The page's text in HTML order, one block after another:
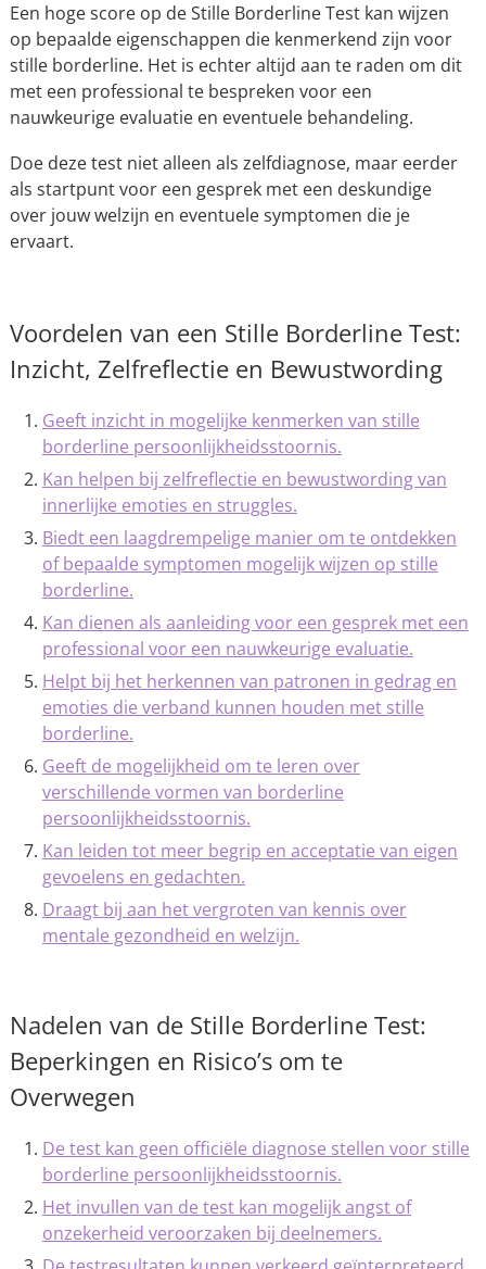
Een hoge score op de Stille Borderline Test kan wijzen
op bepaalde eigenschappen die kenmerkend zijn voor
stille borderline. Het is echter altijd aan te raden om dit
met een professional te bespreken voor een
nauwkeurige evaluatie en eventuele behandeling.
Doe deze test niet alleen als zelfdiagnose, maar eerder
als startpunt voor een gesprek met een deskundige
over jouw welzijn en eventuele symptomen die je
ervaart.
Voordelen van een Stille Borderline Test:
Inzicht, Zelfreflectie en Bewustwording
Geeft inzicht in mogelijke kenmerken van stille
borderline persoonlijkheidsstoornis.
Kan helpen bij zelfreflectie en bewustwording van
innerlijke emoties en struggles.
Biedt een laagdrempelige manier om te ontdekken
of bepaalde symptomen mogelijk wijzen op stille
borderline.
Kan dienen als aanleiding voor een gesprek met een
professional voor een nauwkeurige evaluatie.
Helpt bij het herkennen van patronen in gedrag en
emoties die verband kunnen houden met stille
borderline.
Geeft de mogelijkheid om te leren over
verschillende vormen van borderline
persoonlijkheidsstoornis.
Kan leiden tot meer begrip en acceptatie van eigen
gevoelens en gedachten.
Draagt bij aan het vergroten van kennis over
mentale gezondheid en welzijn.
Nadelen van de Stille Borderline Test:
Beperkingen en Risico’s om te
Overwegen
De test kan geen officiële diagnose stellen voor stille
borderline persoonlijkheidsstoornis.
Het invullen van de test kan mogelijk angst of
onzekerheid veroorzaken bij deelnemers.